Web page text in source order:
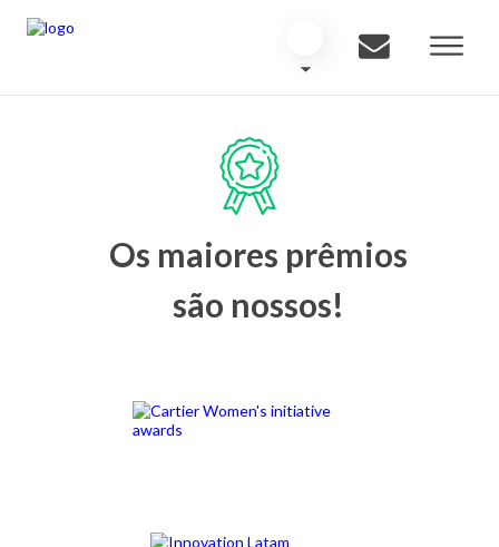
Os maiores prêmios
são nossos!